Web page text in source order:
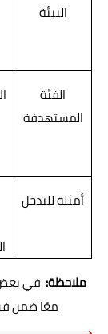
البيئة
الفئة
المستهدفة
أمثلة للتدخل
ملاحظة: في بعض
معًا ضمن